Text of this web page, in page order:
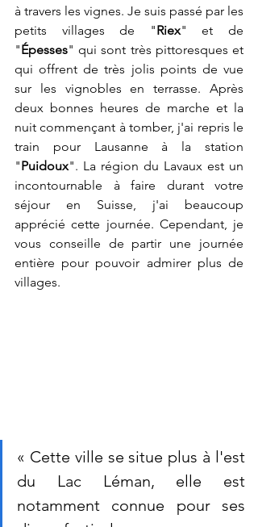
à travers les vignes. Je suis passé par les
petits villages de "Riex" et de
"Épesses" qui sont très pittoresques et
qui offrent de très jolis points de vue
sur les vignobles en terrasse. Après
deux bonnes heures de marche et la
nuit commençant à tomber, j'ai repris le
train pour Lausanne à la station
"Puidoux". La région du Lavaux est un
incontournable à faire durant votre
séjour en Suisse, j'ai beaucoup
apprécié cette journée. Cependant, je
vous conseille de partir une journée
entière pour pouvoir admirer plus de
villages.
« Cette ville se situe plus à l'est
du Lac Léman, elle est
notamment connue pour ses